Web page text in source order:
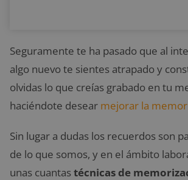
Seguramente te ha pasado que al
algo nuevo te sientes atrapado y
olvidas lo que creías grabado en tu
haciéndote desear mejorar la
Sin lugar a dudas los recuerdos son
de lo que somos, y en el ámbito
unas cuantastécnicas de